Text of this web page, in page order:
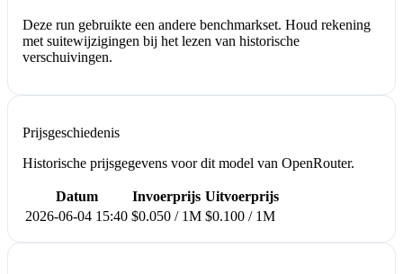
Deze run gebruikte een andere benchmarkset. Houd rekening
met suitewijzigingen bij het lezen van historische
verschuivingen.
Prijsgeschiedenis
Historische prijsgegevens voor dit model van OpenRouter.
Datum Invoerprijs Uitvoerprijs
2026-06-04 15:40 $0.050 / 1M $0.100 / 1M